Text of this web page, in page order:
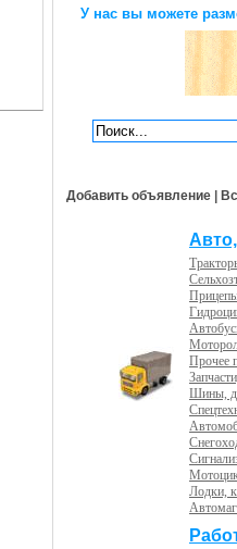
У нас вы можете
Добавить объявление |
Прочее
Шины,
Лодки,